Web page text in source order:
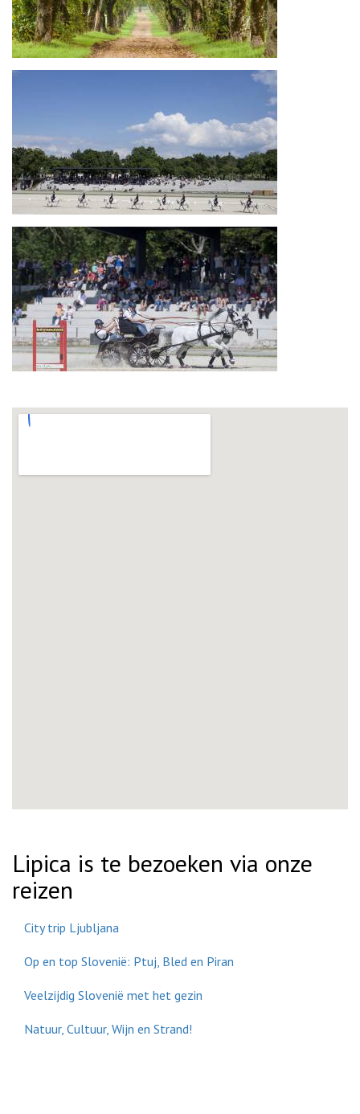
Lipica is te bezoeken via onze
reizen
City trip Ljubljana
Op en top Slovenië: Ptuj, Bled en Piran
Veelzijdig Slovenië met het gezin
Natuur, Cultuur, Wijn en Strand!